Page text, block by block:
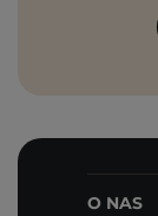
O NAS